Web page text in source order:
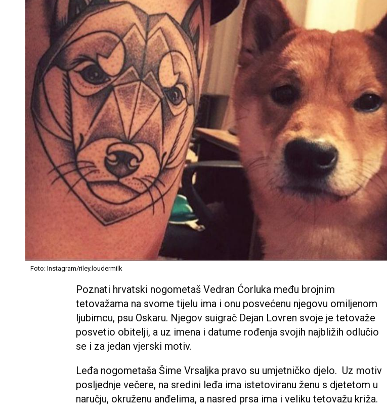
Foto: Instagram/riley.loudermilk
Poznati hrvatski nogometaš Vedran Ćorluka među brojnim
tetovažama na svome tijelu ima i onu posvećenu njegovu omiljenom
ljubimcu, psu Oskaru. Njegov suigrač Dejan Lovren svoje je tetovaže
posvetio obitelji, a uz imena i datume rođenja svojih najbližih odlučio
se i za jedan vjerski motiv.
Leđa nogometaša Šime Vrsaljka pravo su umjetničko djelo. Uz motiv
posljednje večere, na sredini leđa ima istetoviranu ženu s djetetom u
naručju, okruženu anđelima, a nasred prsa ima i veliku tetovažu križa.